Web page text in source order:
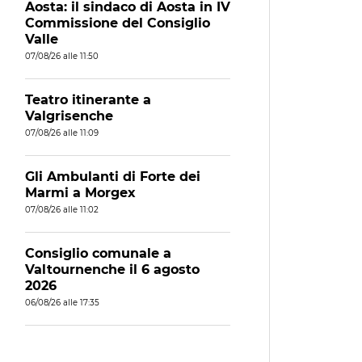
Aosta: il sindaco di Aosta in IV
Commissione del Consiglio
Valle
07/08/26 alle 11:50
Teatro itinerante a
Valgrisenche
07/08/26 alle 11:09
Gli Ambulanti di Forte dei
Marmi a Morgex
07/08/26 alle 11:02
Consiglio comunale a
Valtournenche il 6 agosto
2026
06/08/26 alle 17:35